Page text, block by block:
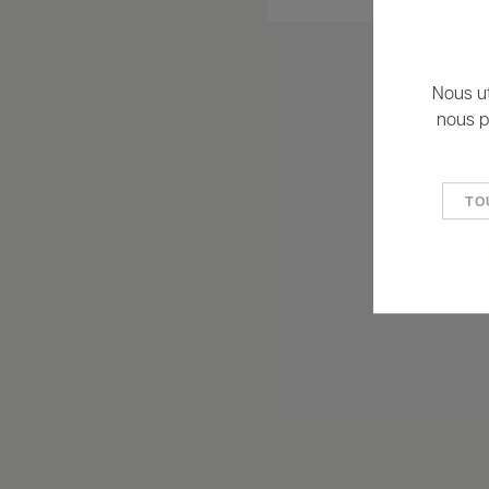
Nous
nous